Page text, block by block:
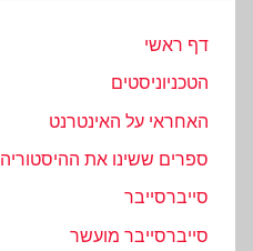
דף ראשי
הטכניוניסטים
האחראי על האינטרנט
ספרים ששינו את ההיסטוריה
סייברסייבר
סייברסייבר מועשר